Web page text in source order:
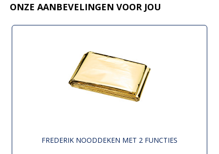
ONZE AANBEVELINGEN VOOR JOU
FREDERIK NOODDEKEN MET 2 FUNCTIES